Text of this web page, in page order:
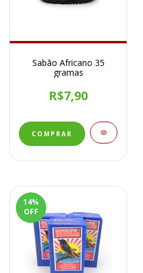
Sabão Africano 35
gramas
R$7,90
14%
OFF